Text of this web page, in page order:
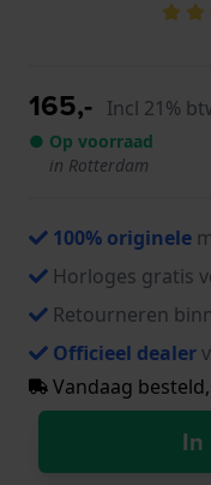
165,- Incl 21%
● Op voorraad
in Rotterdam
100% originele
Horloges gratis
Retourneren
Officieel dealer
Vandaag